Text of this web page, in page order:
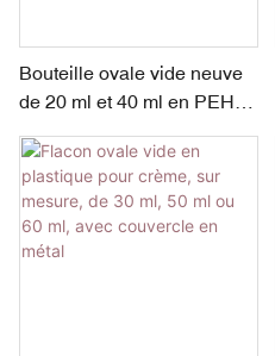
Bouteille ovale vide neuve
de 20 ml et 40 ml en PEHD,
en gros.